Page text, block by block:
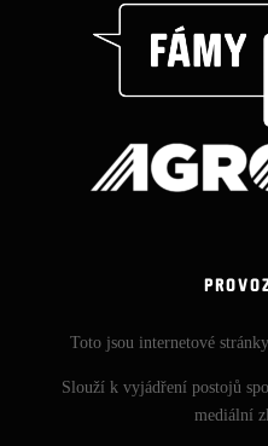
Toto jsou internetové
Slouží k vyjádření postojů
mediální